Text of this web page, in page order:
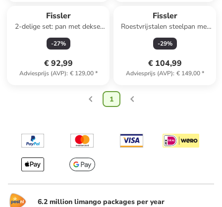
Fissler
2-delige set: pan met deksel
"Profi Collection®" - Ø 24 cm
-27%
€ 92,99
Adviesprijs (AVP): € 129,00*
Fissler
Roestvrijstalen steelpan met
deksel "Profi Collection®" - Ø
16 cm
-29%
€ 104,99
Adviesprijs (AVP): € 149,00*
1
6.2 million limango packages per year